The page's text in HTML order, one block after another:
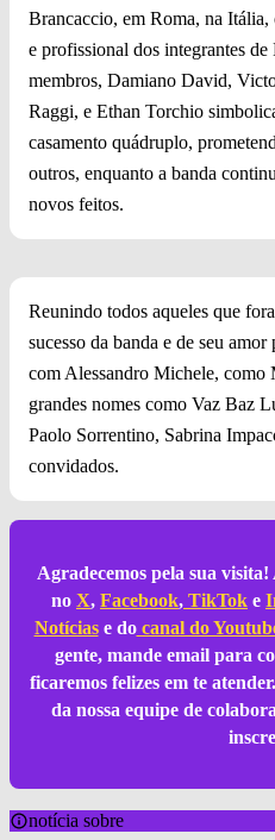
Brancaccio, em Roma, na Itália,
e profissional dos integrantes
membros, Damiano David,
Raggi, e Ethan Torchio
casamento quádruplo,
outros, enquanto a banda
novos feitos.
Reunindo todos aqueles que
sucesso da banda e de seu
com Alessandro Michele, como
grandes nomes como Vaz Baz
Paolo Sorrentino, Sabrina
convidados.
Agradecemos pela sua
no X, Facebook, TikTok e
Notíciase docanal do
gente, mande email para
ficaremos felizes em te
da nossa equipe de
notícia sobre